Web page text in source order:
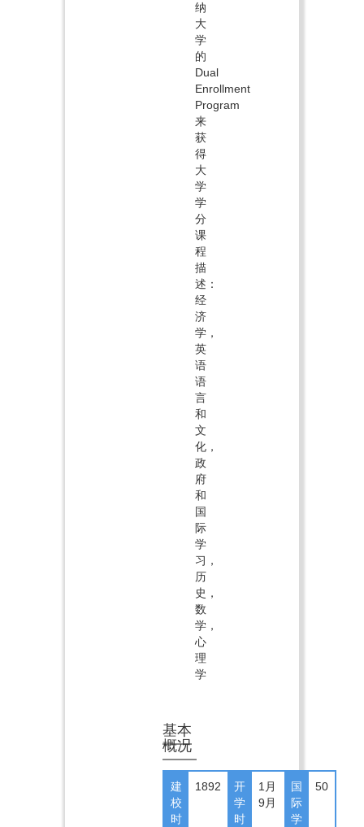
纳
大
学
的
Dual
Enrollment
Program
来
获
得
大
学
学
分
课
程
描
述：
经
济
学，
英
语
语
言
和
文
化，
政
府
和
国
际
学
习，
历
史，
数
学，
心
理
学
基本
概况
建
校
时
1892
开
学
时
1月
9月
国
际
学
50